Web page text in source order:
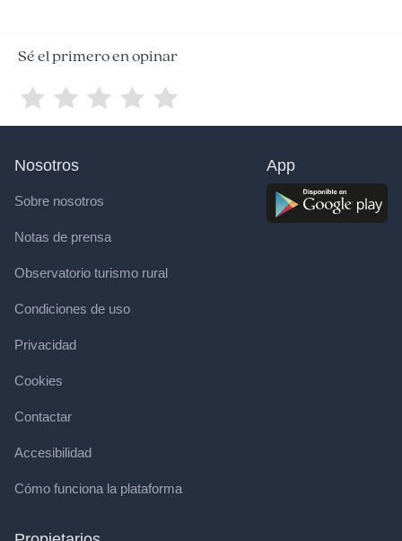
Sé el primero en opinar
Nosotros
Sobre nosotros
Notas de prensa
Observatorio turismo rural
Condiciones de uso
Privacidad
Cookies
Contactar
Accesibilidad
Cómo funciona la plataforma
App